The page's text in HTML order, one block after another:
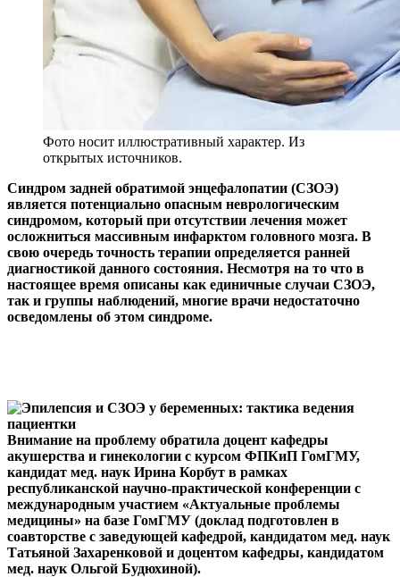
Фото носит иллюстративный характер. Из
открытых источников.
Синдром задней обратимой энцефалопатии (СЗОЭ)
является потенциально опасным неврологическим
синдромом, который при отсутствии лечения может
осложниться массивным инфарктом головного мозга. В
свою очередь точность терапии определяется ранней
диагностикой данного состояния. Несмотря на то что в
настоящее время описаны как единичные случаи СЗОЭ,
так и группы наблюдений, многие врачи недостаточно
осведомлены об этом синдроме.
Внимание на проблему обратила доцент кафедры
акушерства и гинекологии с курсом ФПКиП ГомГМУ,
кандидат мед. наук Ирина Корбут в рамках
республиканской научно-практической конференции с
международным участием «Актуальные проблемы
медицины» на базе ГомГМУ (доклад подготовлен в
соавторстве с заведующей кафедрой, кандидатом мед. наук
Татьяной Захаренковой и доцентом кафедры, кандидатом
мед. наук Ольгой Будюхиной).